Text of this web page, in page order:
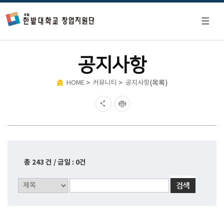
공지사항
HOME > 커뮤니티 > 공지사항(목록)
총 243 건 / 금일 : 0건